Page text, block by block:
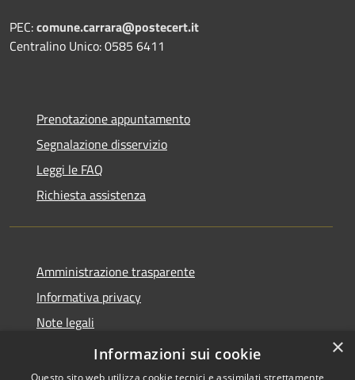
PEC:comune.carrara@postecert.it
Centralino Unico: 0585 6411
Prenotazione appuntamento
Segnalazione disservizio
Leggi le FAQ
Richiesta assistenza
Amministrazione trasparente
Informativa privacy
Note legali
Dichiarazione di accessibilità
×
Informazioni sui cookie
Questo sito web utilizza cookie tecnici e assimilati strettamente